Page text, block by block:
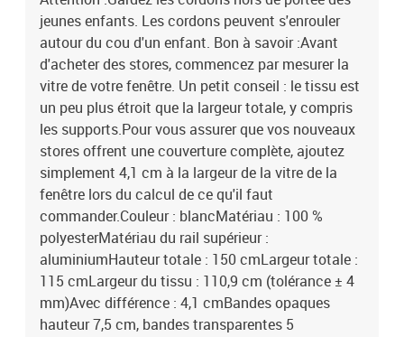
jeunes enfants. Les cordons peuvent s'enrouler
autour du cou d'un enfant. Bon à savoir :Avant
d'acheter des stores, commencez par mesurer la
vitre de votre fenêtre. Un petit conseil : le tissu est
un peu plus étroit que la largeur totale, y compris
les supports.Pour vous assurer que vos nouveaux
stores offrent une couverture complète, ajoutez
simplement 4,1 cm à la largeur de la vitre de la
fenêtre lors du calcul de ce qu'il faut
commander.Couleur : blancMatériau : 100 %
polyesterMatériau du rail supérieur :
aluminiumHauteur totale : 150 cmLargeur totale :
115 cmLargeur du tissu : 110,9 cm (tolérance ± 4
mm)Avec différence : 4,1 cmBandes opaques
hauteur 7,5 cm, bandes transparentes 5